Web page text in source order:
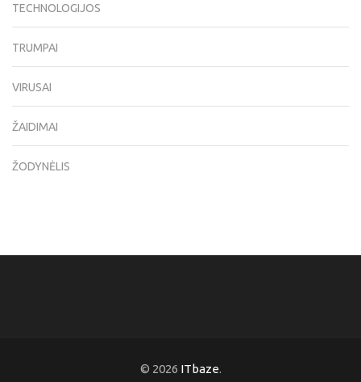
TECHNOLOGIJOS
TRUMPAI
VIRUSAI
ŽAIDIMAI
ŽODYNĖLIS
© 2026 ITbaze.